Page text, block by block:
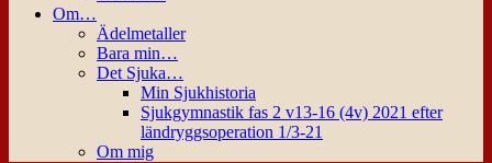
Om…
Ädelmetaller
Bara min…
Det Sjuka…
Min Sjukhistoria
Sjukgymnastik fas 2 v13-16 (4v) 2021 efter
ländryggsoperation 1/3-21
Om mig